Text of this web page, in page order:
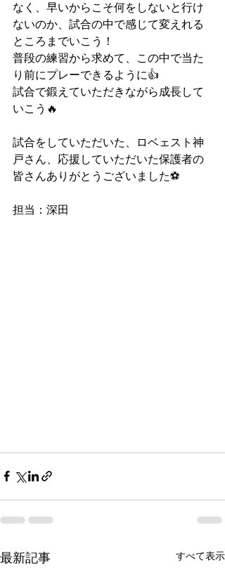
なく、早いからこそ何をしないと行け
ないのか、試合の中で感じて変えれる
ところまでいこう！
普段の練習から求めて、この中で当た
り前にプレーできるように👍
試合で鍛えていただきながら成長して
いこう🔥
試合をしていただいた、ロベェスト神
戸さん、応援していただいた保護者の
皆さんありがとうございました⚽️
担当：深田
最新記事 すべて表示